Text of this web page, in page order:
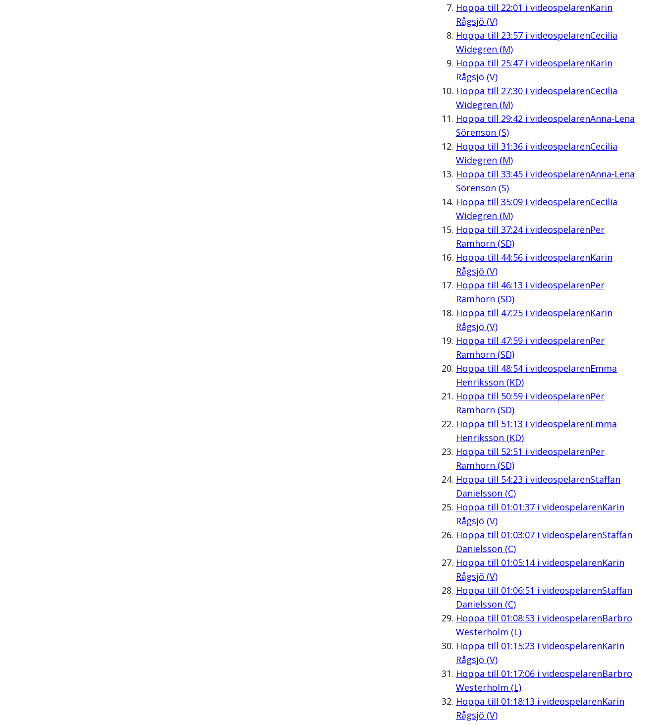
Hoppa till 22:01 i videospelarenKarin
Rågsjö (V)
Hoppa till 23:57i videospelarenCecilia
Widegren (M)
Hoppa till 25:47i videospelarenKarin
Rågsjö (V)
Hoppa till 27:30i videospelarenCecilia
Widegren (M)
Hoppa till 29:42 i videospelarenAnna-Lena
Sörenson (S)
Hoppa till 31:36i videospelarenCecilia
Widegren (M)
Hoppa till 33:45i videospelarenAnna-Lena
Sörenson (S)
Hoppa till 35:09i videospelarenCecilia
Widegren (M)
Hoppa till 37:24i videospelarenPer
Ramhorn (SD)
Hoppa till 44:56i videospelarenKarin
Rågsjö (V)
Hoppa till 46:13 i videospelarenPer
Ramhorn (SD)
Hoppa till 47:25i videospelarenKarin
Rågsjö (V)
Hoppa till 47:59i videospelarenPer
Ramhorn (SD)
Hoppa till 48:54i videospelarenEmma
Henriksson (KD)
Hoppa till 50:59i videospelarenPer
Ramhorn (SD)
Hoppa till 51:13 i videospelarenEmma
Henriksson (KD)
Hoppa till 52:51 i videospelarenPer
Ramhorn (SD)
Hoppa till 54:23 i videospelarenStaffan
Danielsson (C)
Hoppa till 01:01:37i videospelarenKarin
Rågsjö (V)
Hoppa till 01:03:07i videospelarenStaffan
Danielsson (C)
Hoppa till 01:05:14i videospelarenKarin
Rågsjö (V)
Hoppa till 01:06:51 i videospelarenStaffan
Danielsson (C)
Hoppa till 01:08:53 i videospelarenBarbro
Westerholm (L)
Hoppa till 01:15:23 i videospelarenKarin
Rågsjö (V)
Hoppa till 01:17:06i videospelarenBarbro
Westerholm (L)
Hoppa till 01:18:13 i videospelarenKarin
Rågsjö (V)